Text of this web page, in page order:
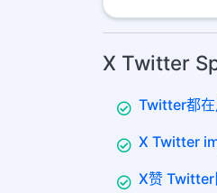
X Twitter
Twitter都
X Twitter
X赞 Twitter